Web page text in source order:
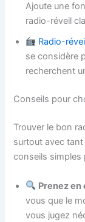
Ajoute une
radio-réveil
Radio-
se considère
recherchent
Conseils pour
Trouver le bon
surtout avec
conseils simples
Prenez
vous que le
vous jugez